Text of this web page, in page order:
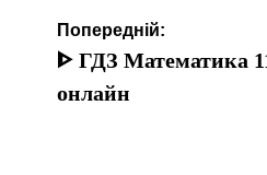
Навігація
записів
Попередній:
ᐈ ГДЗ Математика
онлайн